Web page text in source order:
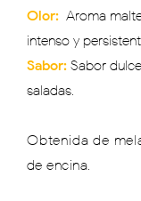
Olor: Aroma
intenso y
Sabor: Sabor
saladas.
Obtenida de
de encina.